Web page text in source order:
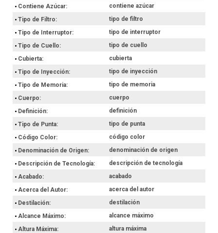
Contiene Azúcar
contiene azúcar
Tipo de Filtro
tipo de filtro
Tipo de Interruptor
tipo de interruptor
Tipo de Cuello
tipo de cuello
Cubierta
cubierta
Tipo de Inyección
tipo de inyección
Tipo de Memoria
tipo de memoria
Cuerpo
cuerpo
Definición
definición
Tipo de Punta
tipo de punta
Código Color
código color
Denominación de Origen
denominación de origen
Descripción de Tecnología
descripción de tecnología
Acabado
acabado
Acerca del Autor
acerca del autor
Destilación
destilación
Alcance Máximo
alcance máximo
Altura Máxima
altura máxima